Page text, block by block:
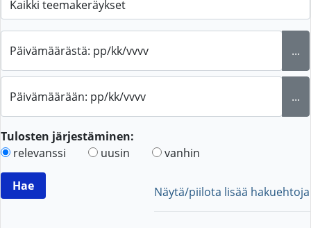
Päivämäärästä: pp/kk/vvvv ...
Päivämäärään: pp/kk/vvvv ...
Tulosten järjestäminen:
relevanssi
uusin vanhin
Näytä/piilota lisää hakuehtoja